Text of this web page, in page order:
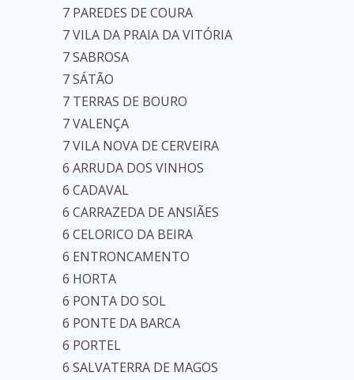
7 PAREDES DE COURA
7 VILA DA PRAIA DA VITÓRIA
7 SABROSA
7 SÁTÃO
7 TERRAS DE BOURO
7 VALENÇA
7 VILA NOVA DE CERVEIRA
6 ARRUDA DOS VINHOS
6 CADAVAL
6 CARRAZEDA DE ANSIÃES
6 CELORICO DA BEIRA
6 ENTRONCAMENTO
6 HORTA
6 PONTA DO SOL
6 PONTE DA BARCA
6 PORTEL
6 SALVATERRA DE MAGOS